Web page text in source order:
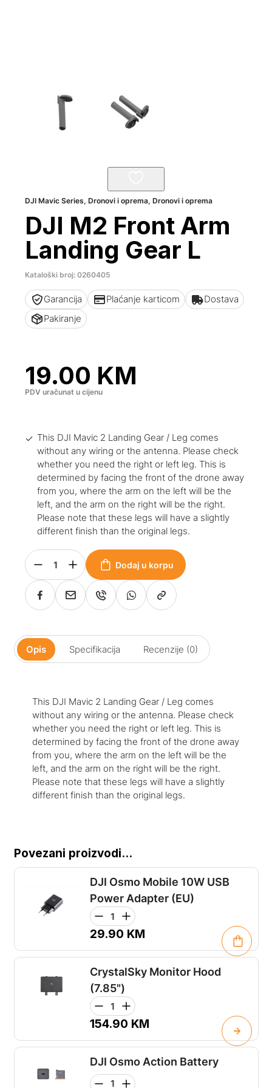
DJI Mavic Series,Dronovi i oprema,Dronovi i oprema
DJI M2 Front Arm
Landing Gear L
Kataloški broj: 0260405
Garancija Plaćanje karticom
Dostava
Pakiranje
19.00 KM
PDV uračunat u cijenu
This DJI Mavic 2 Landing Gear / Leg comes
without any wiring or the antenna. Please check
whether you need the right or left leg. This is
determined by facing the front of the drone away
from you, where the arm on the left will be the
left, and the arm on the right will be the right.
Please note that these legs will have a slightly
different finish than the original legs.
Dodaj u korpu
Opis Specifikacija Recenzije (0)
This DJI Mavic 2 Landing Gear / Leg comes
without any wiring or the antenna. Please check
whether you need the right or left leg. This is
determined by facing the front of the drone away
from you, where the arm on the left will be the
left, and the arm on the right will be the right.
Please note that these legs will have a slightly
different finish than the original legs.
Povezani proizvodi...
DJI Osmo Mobile 10W USB
Power Adapter (EU)
29.90 KM
CrystalSky Monitor Hood
(7.85")
154.90 KM
DJI Osmo Action Battery